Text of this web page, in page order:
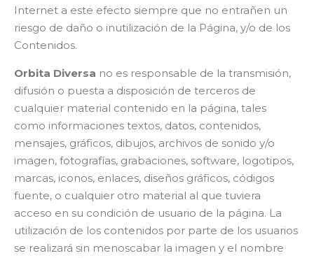
Internet a este efecto siempre que no entrañen un
riesgo de daño o inutilización de la Página, y/o de los
Contenidos.
Orbita Diversa no es responsable de la transmisión,
difusión o puesta a disposición de terceros de
cualquier material contenido en la página, tales
como informaciones textos, datos, contenidos,
mensajes, gráficos, dibujos, archivos de sonido y/o
imagen, fotografías, grabaciones, software, logotipos,
marcas, iconos, enlaces, diseños gráficos, códigos
fuente, o cualquier otro material al que tuviera
acceso en su condición de usuario de la página. La
utilización de los contenidos por parte de los usuarios
se realizará sin menoscabar la imagen y el nombre